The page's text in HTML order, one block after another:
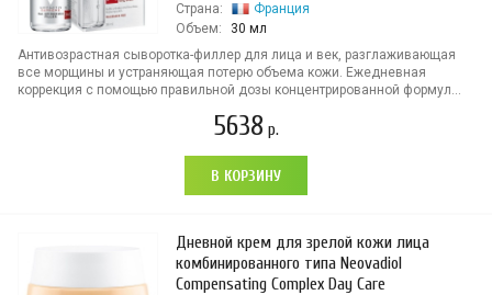
Страна:
Франция
Объем:
30 мл
Антивозрастная сыворотка-филлер для лица и век, разглаживающая
все морщины и устраняющая потерю объема кожи. Ежедневная
коррекция с помощью правильной дозы концентрированной формул...
5638 р.
В КОРЗИНУ
Дневной крем для зрелой кожи лица
комбинированного типа Neovadiol
Compensating Complex Day Care